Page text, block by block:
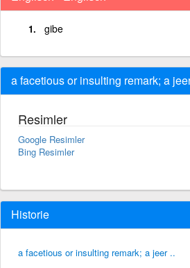
gibe
a facetious or insulting remark; a
Resimler
Google Resimler
Bing Resimler
Historie
a facetious or insulting remark; a jeer ..